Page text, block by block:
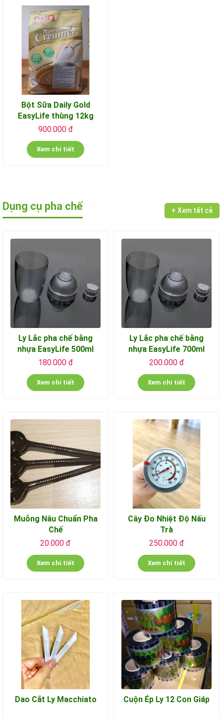
Bột Sữa Daily Gold
EasyLife thùng 12kg
900.000 đ
Xem chi tiết
Dụng cụ pha chế + Xem tất cả
Ly Lắc pha chế bằng
nhựa EasyLife 500ml
180.000 đ
Xem chi tiết
Ly Lắc pha chế bằng
nhựa EasyLife 700ml
200.000 đ
Xem chi tiết
Muỗng Nâu Chuẩn Pha
Chế
20.000 đ
Xem chi tiết
Cây Đo Nhiệt Độ Nấu
Trà
250.000 đ
Xem chi tiết
Dao Cắt Ly Macchiato Cuộn Ép Ly 12 Con Giáp